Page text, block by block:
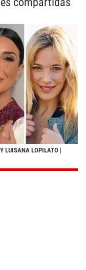
LUISANA LOPILATO |